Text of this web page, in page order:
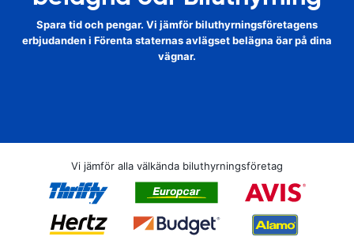
Spara tid och pengar. Vi jämför biluthyrningsföretagens
erbjudanden i Förenta staternas avlägset belägna öar på dina
vägnar.
Vi jämför alla välkända biluthyrningsföretag